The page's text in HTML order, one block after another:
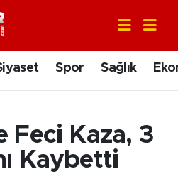
Spor Sağlık
Feci Kaza, 3
Kaybetti
ve Fikstür